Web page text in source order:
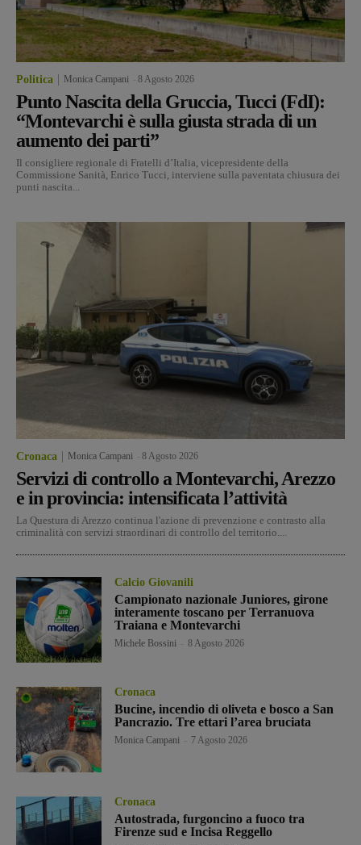
Politica Monica Campani 8 Agosto 2026
Punto Nascita della Gruccia, Tucci (FdI):
“Montevarchi è sulla giusta strada di un
aumento dei parti”
Il consigliere regionale di Fratelli d’Italia, vicepresidente della
Commissione Sanità, Enrico Tucci, interviene sulla paventata chiusura dei
punti nascita...
Cronaca Monica Campani 8 Agosto 2026
Servizi di controllo a Montevarchi, Arezzo
e in provincia: intensificata l’attività
La Questura di Arezzo continua l'azione di prevenzione e contrasto alla
criminalità con servizi straordinari di controllo del territorio....
Calcio Giovanili
Campionato nazionale Juniores, girone
interamente toscano per Terranuova
Traiana e Montevarchi
Michele Bossini 8 Agosto 2026
Cronaca
Bucine, incendio di oliveta e bosco a San
Pancrazio. Tre ettari l’area bruciata
Monica Campani 7 Agosto 2026
Cronaca
Autostrada, furgoncino a fuoco tra
Firenze sud e Incisa Reggello